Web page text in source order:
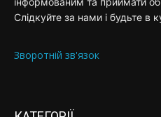
Слідкуйте за нами і будьте в
Зворотній зв'язок